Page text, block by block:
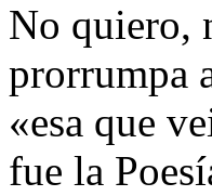
No quiero,
prorrumpa
«esa que
fue la